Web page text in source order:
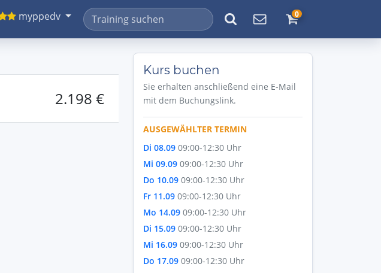
myppedv 0
2.198 €
Kurs buchen
Sie erhalten anschließend eine E-Mail
mit dem Buchungslink.
AUSGEWÄHLTER TERMIN
Di 08.09 09:00-12:30 Uhr
Mi 09.09 09:00-12:30 Uhr
Do 10.09 09:00-12:30 Uhr
Fr 11.09 09:00-12:30 Uhr
Mo 14.09 09:00-12:30 Uhr
Di 15.09 09:00-12:30 Uhr
Mi 16.09 09:00-12:30 Uhr
Do 17.09 09:00-12:30 Uhr